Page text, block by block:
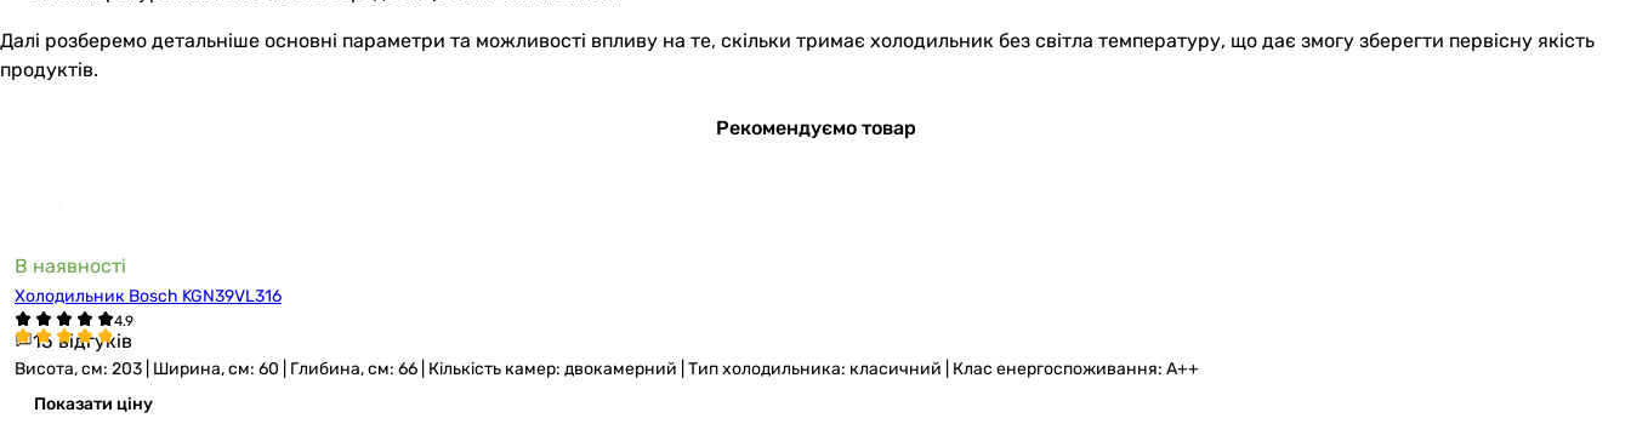
Далі розберемо детальніше основні параметри та можливості впливу на те, скільки тримає холодильник без світла температуру, що дає змогу зберегти первісну якість
продуктів.
Рекомендуємо товар
В наявності
Холодильник Bosch KGN39VL316
15 відгуків
Висота, см: 203 | Ширина, см: 60 | Глибина, см: 66 | Кількість камер: двокамерний | Тип холодильника: класичний | Клас енергоспоживання: A++
Показати ціну